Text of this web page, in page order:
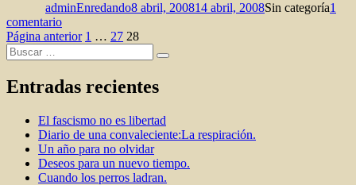
adminEnredando8 abril, 200814 abril, 2008Sin categoría1
comentarioen
La
del
27
Paginación
de
entradas
Página anterior Página
1 … Página
27 Página
28
Buscar
por:
Buscar
Entradas recientes
El fascismo no es libertad
Diario de una convaleciente:La respiración.
Un año para no olvidar
Deseos para un nuevo tiempo.
Cuando los perros ladran.